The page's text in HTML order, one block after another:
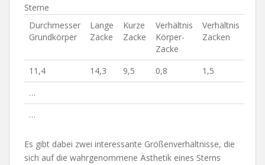
Sterne
Durchmesser
Grundkörper
Lange
Zacke
Kurze
Zacke
Verhältnis
Körper-
Zacke
Verhältnis
Zacken
11,4 14,3 9,5 0,8
1,5
…
…
Es gibt dabei zwei interessante Größenverhältnisse, die
sich auf die wahrgenommene Ästhetik eines Sterns